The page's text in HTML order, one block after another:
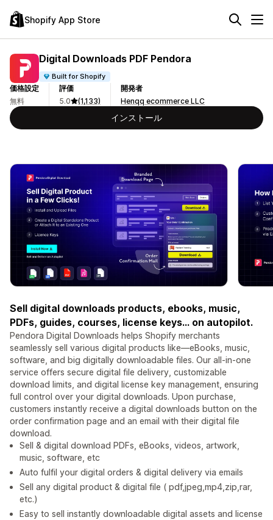
Shopify App Store
Digital Downloads PDF Pendora
Built for Shopify
価格設定
無料
評価
5.0
(1,133)
開発者
Henqq ecommerce LLC
インストール
Sell digital downloads products, ebooks, music,
PDFs, guides, courses, license keys... on autopilot.
Pendora Digital Downloads helps Shopify merchants
seamlessly sell various digital products like—eBooks, music,
software, and big digitally downloadable files. Our all-in-one
service offers secure digital file delivery, customizable
download limits, and digital license key management, ensuring
full control over your digital downloads. Upon purchase,
customers instantly receive a digital downloads button on the
order confirmation page and an email with their digital file
download.
Sell & digital download PDFs, eBooks, videos, artwork,
music, software, etc
Auto fulfil your digital orders & digital delivery via emails
Sell any digital product & digital file ( pdf,jpeg,mp4,zip,rar,
etc.)
Easy to sell instantly downloadable digital assets and license